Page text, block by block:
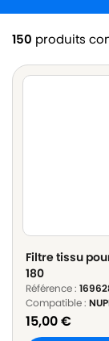
150 produits
Filtre tissu
180
Référence :
Compatible :
15,00€